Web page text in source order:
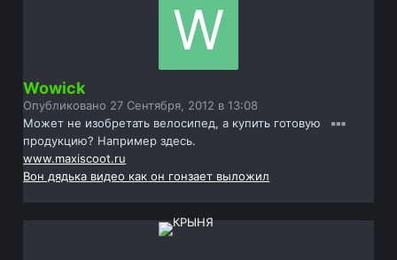
Wowick
Опубликовано 27 Сентября, 2012 в 13:08
Может не изобретать велосипед, а купить готовую
продукцию? Например здесь.
www.maxiscoot.ru
Вон дядька видео как он гонзает выложил